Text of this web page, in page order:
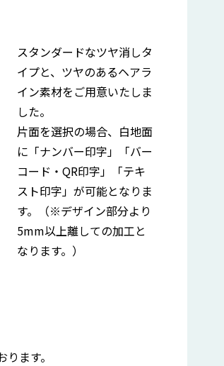
スタンダードなツヤ消しタ
イプと、ツヤのあるヘアラ
イン素材をご用意いたしま
した。
片面を選択の場合、白地面
に「ナンバー印字」「バー
コード・QR印字」「テキ
スト印字」が可能となりま
す。（※デザイン部分より
5mm以上離しての加工と
なります。）
ます。